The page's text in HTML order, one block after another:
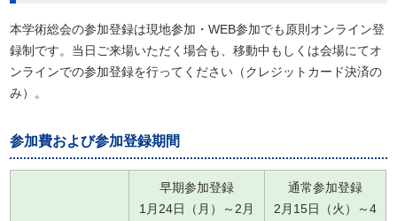
本学術総会の参加登録は現地参加・WEB参加でも原則オンライン登
録制です。当日ご来場いただく場合も、移動中もしくは会場にてオ
ンラインでの参加登録を行ってください（クレジットカード決済の
み）。
参加費および参加登録期間
早期参加登録
1月24日（月）～2月
通常参加登録
2月15日（火）～4